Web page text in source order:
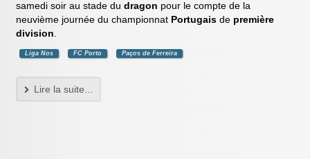
samedi soir au stade dudragon pour le compte de la
neuvième journée du championnat Portugais de première
division.
Liga Nos FC Porto Paços de Ferreira
Lire la suite...